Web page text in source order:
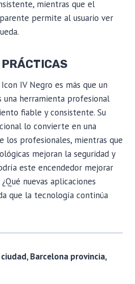
mientras que el
permite al usuario ver
IV Negro es más que un
una herramienta profesional
fiable y consistente. Su
lo convierte en una
los profesionales, mientras que
mejoran la seguridad y
este encendedor mejorar
nuevas aplicaciones
que la tecnología continúa
Barcelona provincia,